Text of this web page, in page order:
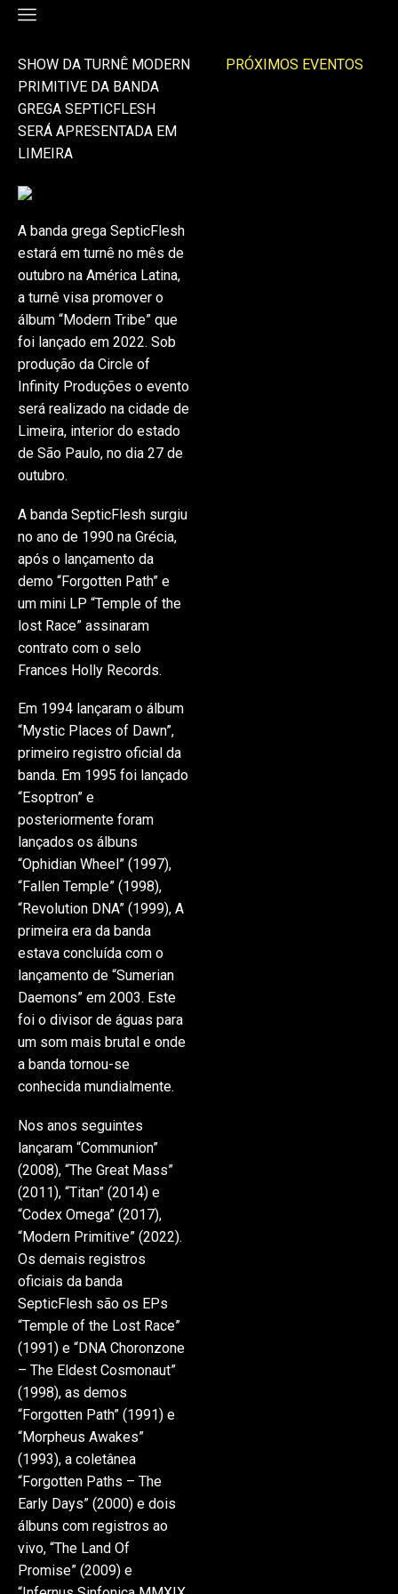
SHOW DA TURNÊ MODERN
PRIMITIVE DA BANDA
GREGA SEPTICFLESH
SERÁ APRESENTADA EM
LIMEIRA
A banda grega SepticFlesh
estará em turnê no mês de
outubro na América Latina,
a turnê visa promover o
álbum “Modern Tribe” que
foi lançado em 2022. Sob
produção da Circle of
Infinity Produções o evento
será realizado na cidade de
Limeira, interior do estado
de São Paulo, no dia 27 de
outubro.
A banda SepticFlesh surgiu
no ano de 1990 na Grécia,
após o lançamento da
demo “Forgotten Path” e
um mini LP “Temple of the
lost Race” assinaram
contrato com o selo
Frances Holly Records.
Em 1994 lançaram o álbum
“Mystic Places of Dawn”,
primeiro registro oficial da
banda. Em 1995 foi lançado
“Esoptron” e
posteriormente foram
lançados os álbuns
“Ophidian Wheel” (1997),
“Fallen Temple” (1998),
“Revolution DNA” (1999), A
primeira era da banda
estava concluída com o
lançamento de “Sumerian
Daemons” em 2003. Este
foi o divisor de águas para
um som mais brutal e onde
a banda tornou-se
conhecida mundialmente.
Nos anos seguintes
lançaram “Communion”
(2008), “The Great Mass”
(2011), “Titan” (2014) e
“Codex Omega” (2017),
“Modern Primitive” (2022).
Os demais registros
oficiais da banda
SepticFlesh são os EPs
“Temple of the Lost Race”
(1991) e “DNA Choronzone
– The Eldest Cosmonaut”
(1998), as demos
“Forgotten Path” (1991) e
“Morpheus Awakes”
(1993), a coletânea
“Forgotten Paths – The
Early Days” (2000) e dois
álbuns com registros ao
vivo, “The Land Of
Promise” (2009) e
PRÓXIMOS EVENTOS